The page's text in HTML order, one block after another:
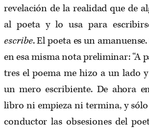
revelación de la realidad que de
al poeta y lo usa para
escribe. El poeta es un
en esa misma nota preliminar: “A
tres el poema me hizo a un lado
un mero escribiente. De ahora
libro ni empieza ni termina, y
conductor las obsesiones del